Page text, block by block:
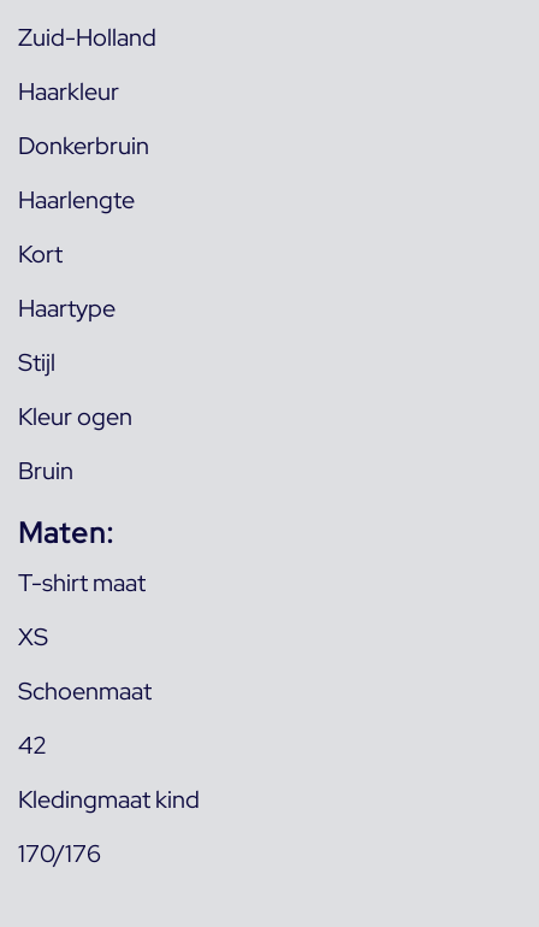
Zuid-Holland
Haarkleur
Donkerbruin
Haarlengte
Kort
Haartype
Stijl
Kleur ogen
Bruin
Maten:
T-shirt maat
XS
Schoenmaat
42
Kledingmaat kind
170/176